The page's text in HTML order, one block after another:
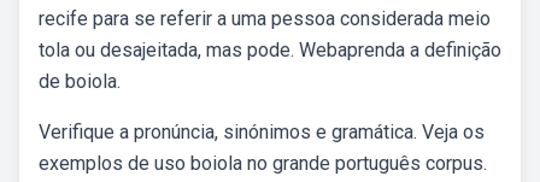
recife para se referir a uma pessoa considerada meio
tola ou desajeitada, mas pode. Webaprenda a definição
de boiola.
Verifique a pronúncia, sinónimos e gramática. Veja os
exemplos de uso boiola no grande português corpus.